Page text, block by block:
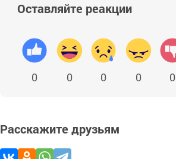
Оставляйте реакции
0 0 0 0 0
Расскажите друзьям